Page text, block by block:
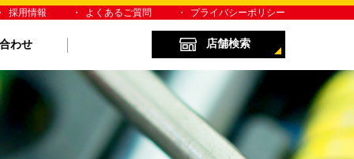
採用情報 よくあるご質問 プライバシーポリシー
わせ 店舗検索